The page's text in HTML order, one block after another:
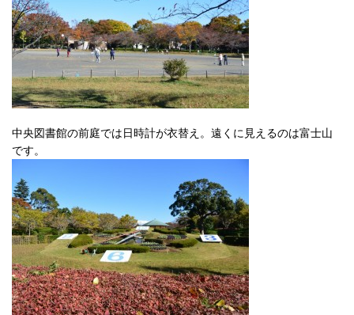
中央図書館の前庭では日時計が衣替え。遠くに見えるのは富士山
です。